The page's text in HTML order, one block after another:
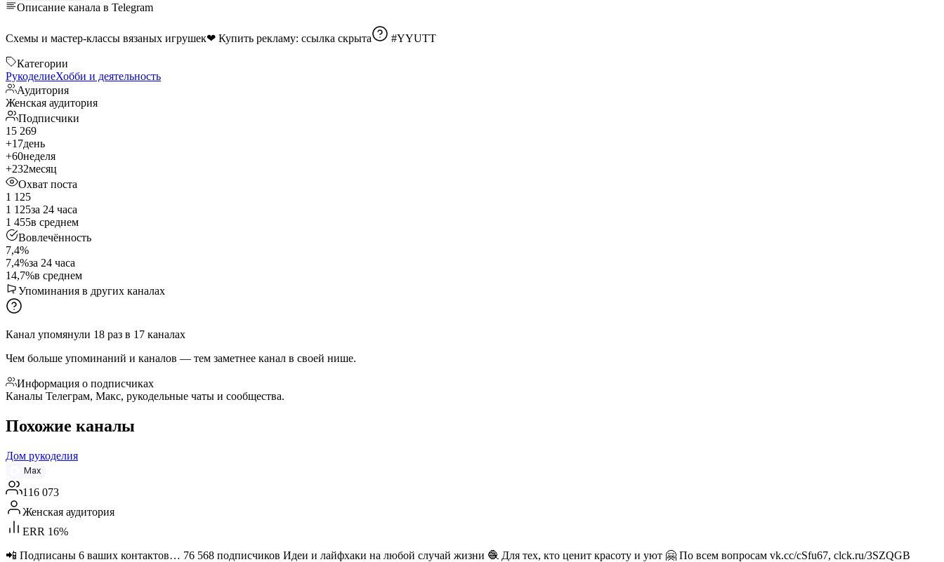
Описание канала в Telegram
Схемы и мастер-классы вязаных игрушек❤ Купить рекламу: ссылка скрыта #YYUTT
Категории
РукоделиеХобби и деятельность
Аудитория
Женская аудитория
Подписчики
15 269
+17день
+60неделя
+232месяц
Охват поста
1 125
1 125за 24 часа
1 455в среднем
Вовлечённость
7,4%
7,4%за 24 часа
14,7%в среднем
Упоминания в других каналах
Канал упомянули 18 раз в 17 каналах
Чем больше упоминаний и каналов — тем заметнее канал в своей нише.
Информация о подписчиках
Каналы Телеграм, Макс, рукодельные чаты и сообщества.
Похожие каналы
Дом рукоделия
Max
116 073
Женская аудитория
ERR 16%
📲 Подписаны 6 ваших контактов… 76 568 подписчиков Идеи и лайфхаки на любой случай жизни 🧶 Для тех, кто ценит красоту и уют 🤗 По всем вопросам vk.cc/cSfu67, clck.ru/3SZQGB